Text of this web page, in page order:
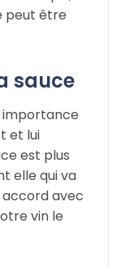
peut être
sauce
importance
et lui
est plus
elle qui va
avec
vin le